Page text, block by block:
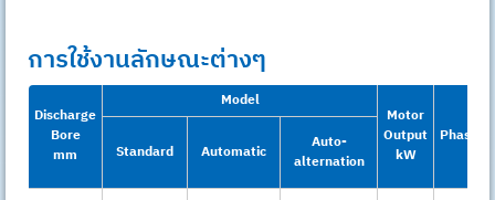
การใช้งานลักษณะต่างๆ
Discharge
Bore
mm
Model
Motor
Output
kW
Phase
Standard Automatic
Auto-
alternation